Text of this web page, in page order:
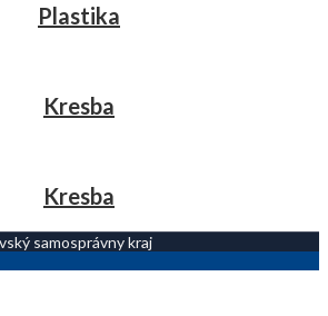
Plastika
Kresba
Kresba
samosprávny kraj